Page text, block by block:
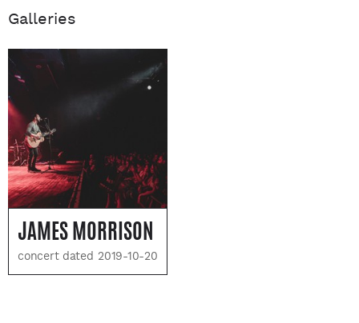
Galleries
JAMES MORRISON
concert dated 2019-10-20